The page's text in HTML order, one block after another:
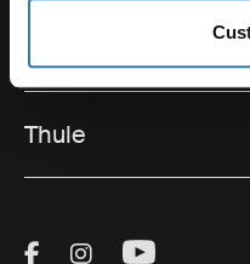
Поддержка
Thule
Visit Thule on
Visit Thule on
Visit